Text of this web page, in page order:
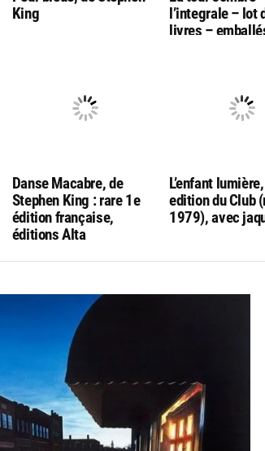
King
l’integrale – lot
livres –
Danse Macabre, de
Stephen King : rare 1e
édition française,
éditions Alta
L’enfant
edition du Club
1979), avec